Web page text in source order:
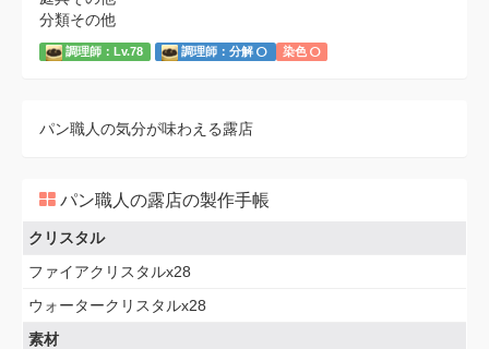
分類その他
調理師：Lv.78 調理師：分解 染色
パン職人の気分が味わえる露店
パン職人の露店の製作手帳
クリスタル
ファイアクリスタルx28
ウォータークリスタルx28
素材